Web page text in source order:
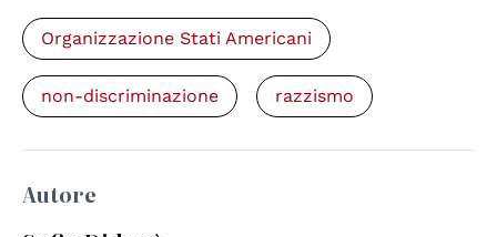
Organizzazione Stati Americani
non-discriminazione razzismo
Autore